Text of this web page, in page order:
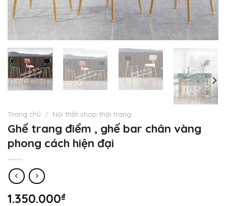
Trang chủ / Nội thất shop thời trang
Ghế trang điểm , ghế bar chân vàng
phong cách hiện đại
1.350.000₫